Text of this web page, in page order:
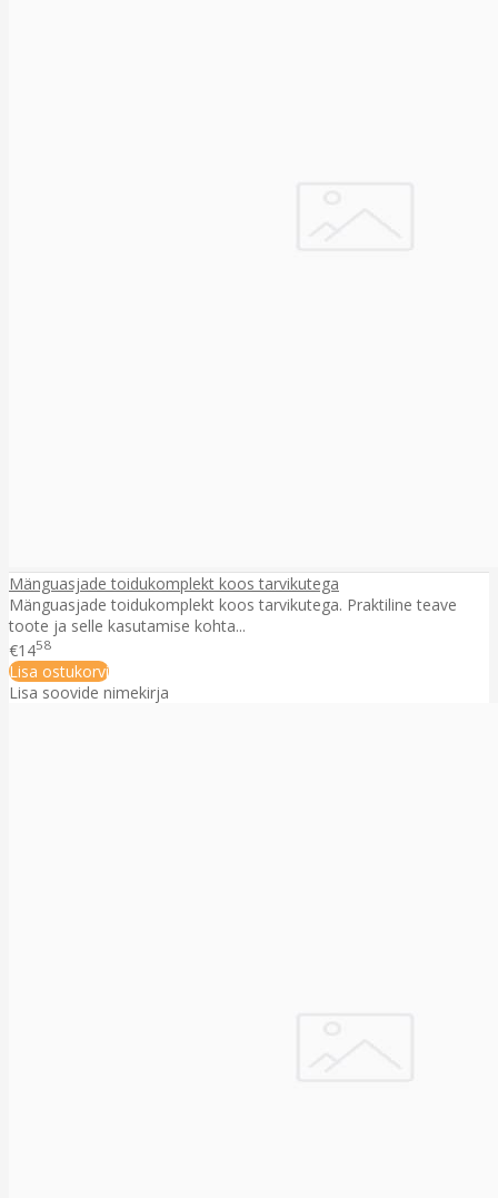
Mänguasjade toidukomplekt koos tarvikutega
Mänguasjade toidukomplekt koos tarvikutega. Praktiline teave
toote ja selle kasutamise kohta...
€1458
Lisa ostukorvi
Lisa soovide nimekirja